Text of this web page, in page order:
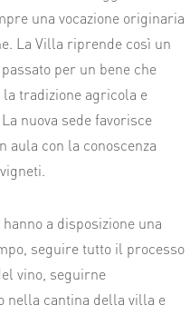
una vocazione originaria
La Villa riprende così un
per un bene che
tradizione agricola e
nuova sede favorisce
aula con la conoscenza
a disposizione una
seguire tutto il processo
vino, seguirne
nella cantina della villa e